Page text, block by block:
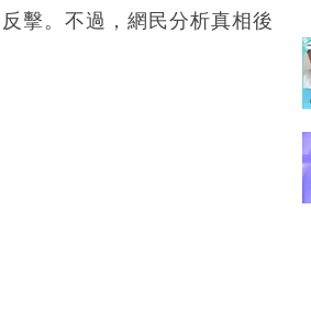
擊。不過，網民分析真相後